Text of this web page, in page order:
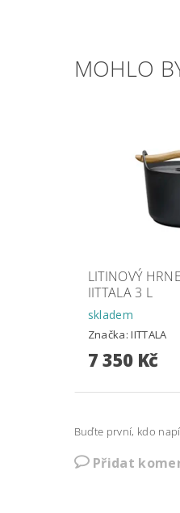
MOHLO
LITINOVÝ
IITTALA 3 L
skladem
Značka:IITTALA
7 350 Kč
Buďte první, kdo
Přidat